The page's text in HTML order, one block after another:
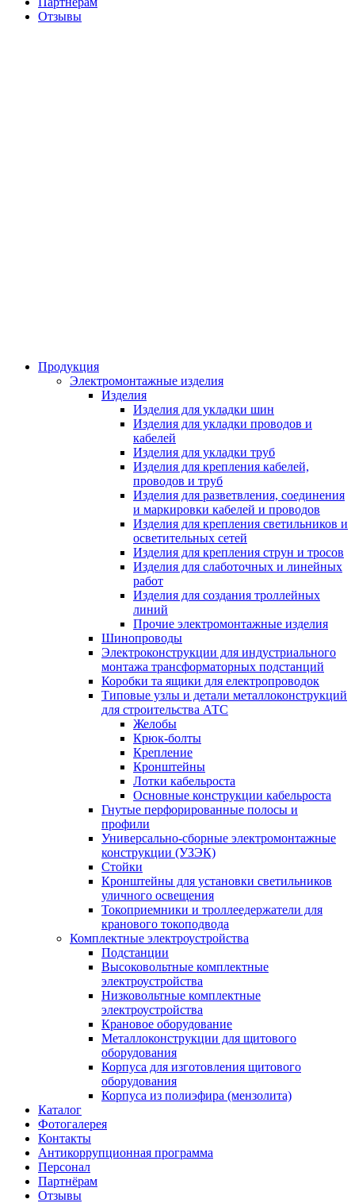
Отзывы
Продукция
Электромонтажные изделия
Изделия
Изделия для укладки шин
Изделия для укладки проводов и
кабелей
Изделия для укладки труб
Изделия для крепления кабелей,
проводов и труб
Изделия для разветвления, соединения
и маркировки кабелей и проводов
Изделия для крепления светильников и
осветительных сетей
Изделия для крепления струн и тросов
Изделия для слаботочных и линейных
работ
Изделия для создания троллейных
линий
Прочие электромонтажные изделия
Шинопроводы
Электроконструкции для индустриального
монтажа трансформаторных подстанций
Коробки та ящики для електропроводок
Типовые узлы и детали металлоконструкций
для строительства АТС
Желобы
Крюк-болты
Крепление
Кронштейны
Лотки кабельроста
Основные конструкции кабельроста
Гнутые перфорированные полосы и
профили
Универсально-сборные электромонтажные
конструкции (УЗЭК)
Стойки
Кронштейны для установки светильников
уличного освещения
Токоприемники и троллеедержатели для
кранового токоподвода
Комплектные электроустройства
Подстанции
Высоковольтные комплектные
электроустройства
Низковольтные комплектные
электроустройства
Крановое оборудование
Металлоконструкции для щитового
оборудования
Корпуса для изготовления щитового
оборудования
Корпуса из полиэфира (мензолита)
Каталог
Фотогалерея
Контакты
Антикоррупционная программа
Персонал
Партнёрам
Отзывы